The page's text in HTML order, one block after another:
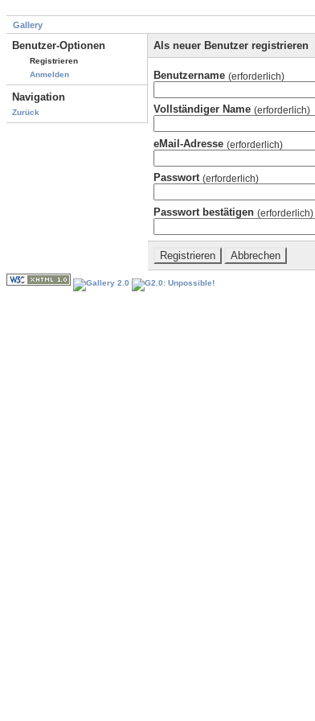
Gallery
Benutzer-Optionen
Registrieren
Anmelden
Navigation
Zurück
Als neuer Benutzer registrieren
Benutzername (erforderlich)
Vollständiger Name (erforderlich)
eMail-Adresse (erforderlich)
Passwort (erforderlich)
Passwort bestätigen (erforderlich)